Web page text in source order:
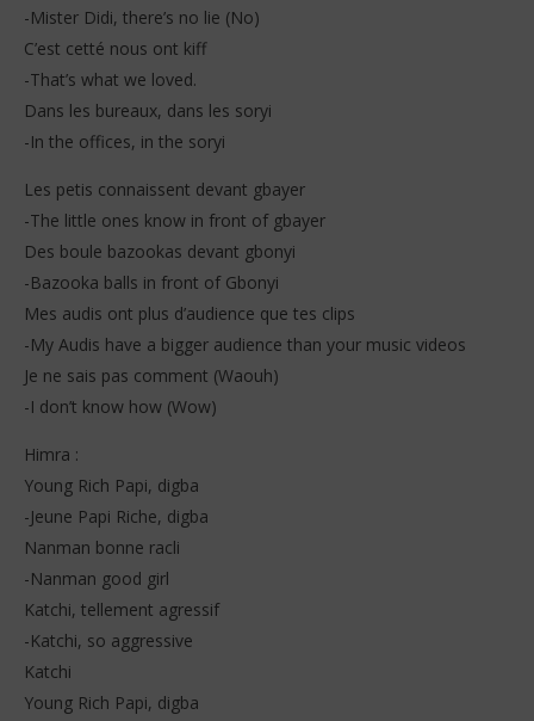
-Mister Didi, there’s no lie (No)
C’est cetté nous ont kiff
-That’s what we loved.
Dans les bureaux, dans les soryi
-In the offices, in the soryi
Les petis connaissent devant gbayer
-The little ones know in front of gbayer
Des boule bazookas devant gbonyi
-Bazooka balls in front of Gbonyi
Mes audis ont plus d’audience que tes clips
-My Audis have a bigger audience than your music videos
Je ne sais pas comment (Waouh)
-I don’t know how (Wow)
Himra :
Young Rich Papi, digba
-Jeune Papi Riche, digba
Nanman bonne racli
-Nanman good girl
Katchi, tellement agressif
-Katchi, so aggressive
Katchi
Young Rich Papi, digba